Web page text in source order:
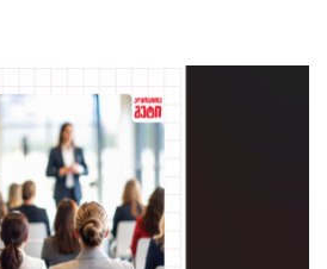
იხილეთ მეტი